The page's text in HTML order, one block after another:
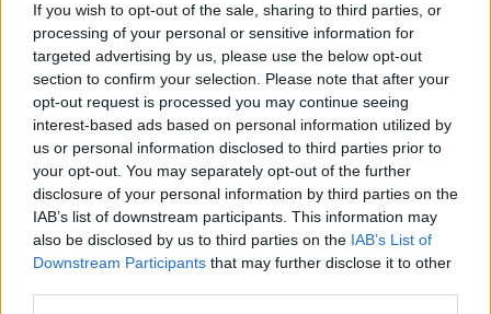
If you wish to opt-out of the sale, sharing to third parties, or
processing of your personal or sensitive information for
targeted advertising by us, please use the below opt-out
section to confirm your selection. Please note that after your
opt-out request is processed you may continue seeing
interest-based ads based on personal information utilized by
us or personal information disclosed to third parties prior to
your opt-out. You may separately opt-out of the further
disclosure of your personal information by third parties on the
IAB’s list of downstream participants. This information may
also be disclosed by us to third parties on the IAB’s List of
Downstream Participants that may further disclose it to other
GalluraOggi.it
Ricevi le nostre ultime news
daGoogle News
Condividi l'articolo